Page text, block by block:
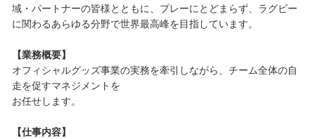
域・パートナーの皆様とともに、プレーにとどまらず、ラグビー
に関わるあらゆる分野で世界最高峰を目指しています。
【業務概要】
オフィシャルグッズ事業の実務を牽引しながら、チーム全体の自
走を促すマネジメントを
お任せします。
【仕事内容】